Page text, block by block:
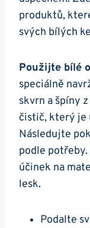
⁢produktů,
svých bílých
Použijte bílé
speciálně
skvrn a špíny​
čistič, který⁣ je
Následujte
podle
účinek na
lesk.
Podalte